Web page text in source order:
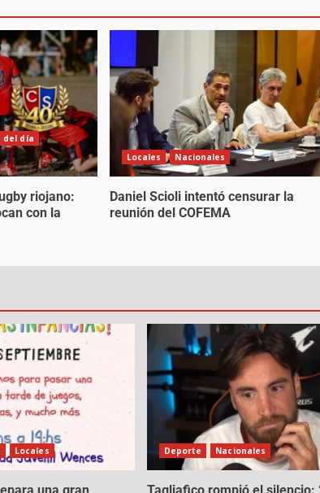
del día
riojano:
con la
Locales Nacionales
Daniel Scioli intentó censurar la
reunión del COFEMA
Locales
una gran
Deporte Nacionales
Tagliafico rompió el silencio: